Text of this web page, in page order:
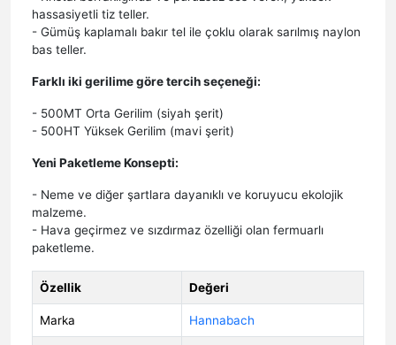
hassasiyetli tiz teller.
- Gümüş kaplamalı bakır tel ile çoklu olarak sarılmış naylon
bas teller.
Farklı iki gerilime göre tercih seçeneği:
- 500MT Orta Gerilim (siyah şerit)
- 500HT Yüksek Gerilim (mavi şerit)
Yeni Paketleme Konsepti:
- Neme ve diğer şartlara dayanıklı ve koruyucu ekolojik
malzeme.
- Hava geçirmez ve sızdırmaz özelliği olan fermuarlı
paketleme.
Özellik Değeri
Marka Hannabach